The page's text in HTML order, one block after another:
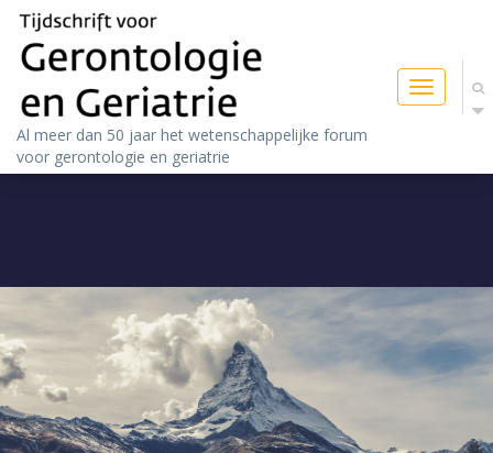
Toggle
navigation
Al meer dan 50 jaar het wetenschappelijke forum
voor gerontologie en geriatrie